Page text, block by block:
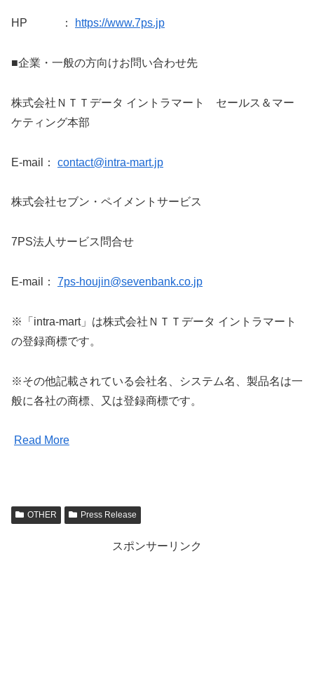
HP ： https://www.7ps.jp
■企業・一般の方向けお問い合わせ先
株式会社ＮＴＴデータ イントラマート セールス＆マー
ケティング本部
E-mail： contact@intra-mart.jp
株式会社セブン・ペイメントサービス
7PS法人サービス問合せ
E-mail： 7ps-houjin@sevenbank.co.jp
※「intra-mart」は株式会社ＮＴＴデータ イントラマート
の登録商標です。
※その他記載されている会社名、システム名、製品名は一
般に各社の商標、又は登録商標です。
Read More
OTHER Press Release
スポンサーリンク